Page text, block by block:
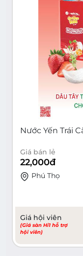
Nước Yến Trái
Giá bán lẻ
22,000đ
Phú Thọ
Giá hội viên
(Giá sàn Hi1 hỗ trợ
hội viên)